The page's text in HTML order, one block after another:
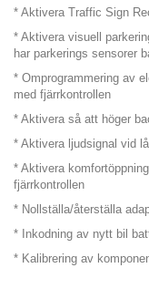
* Aktivera Traffic Sign
* Aktivera visuell
har parkerings sensorer
* Omprogrammering av
med fjärrkontrollen
* Aktivera så att höger
* Aktivera ljudsignal vid
* Aktivera
fjärrkontrollen
* Nollställa/återställa
* Inkodning av nytt bil
* Kalibrering av